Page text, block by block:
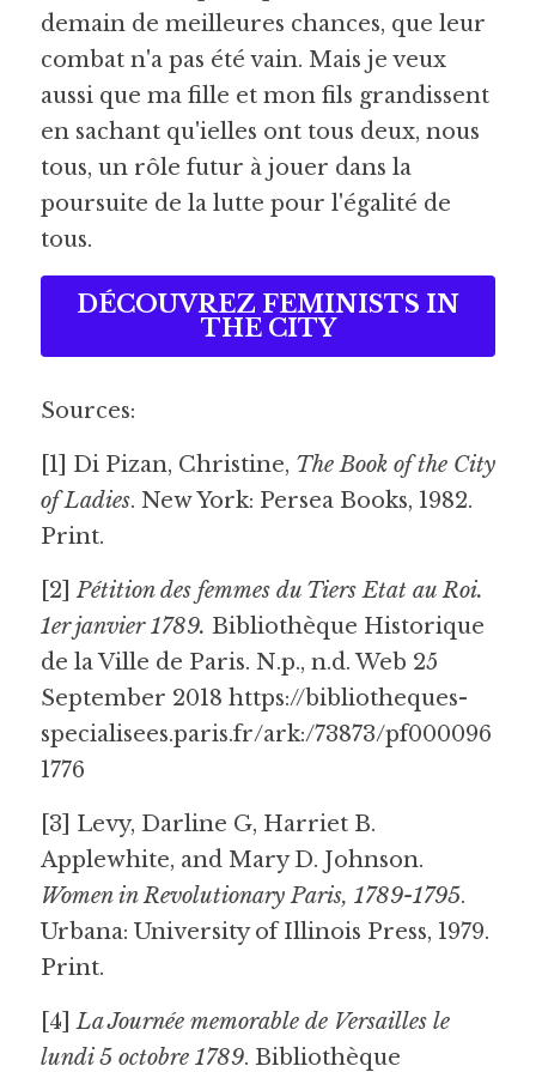
demain de meilleures chances, que leur
combat n'a pas été vain. Mais je veux
aussi que ma fille et mon fils grandissent
en sachant qu'ielles ont tous deux, nous
tous, un rôle futur à jouer dans la
poursuite de la lutte pour l'égalité de
tous.
DÉCOUVREZ FEMINISTS IN
THE CITY
Sources:
[1] Di Pizan, Christine, The Book of the City
of Ladies. New York: Persea Books, 1982.
Print.
[2] Pétition des femmes du Tiers Etat au Roi.
1er janvier 1789. Bibliothèque Historique
de la Ville de Paris. N.p., n.d. Web 25
September 2018 https://bibliotheques-
specialisees.paris.fr/ark:/73873/pf000096
1776
[3] Levy, Darline G, Harriet B.
Women in Revolutionary Paris, 1789-1795.
Urbana: University of Illinois Press, 1979.
Print.
[4] La Journée memorable de Versailles le
lundi 5 octobre 1789. Bibliothèque